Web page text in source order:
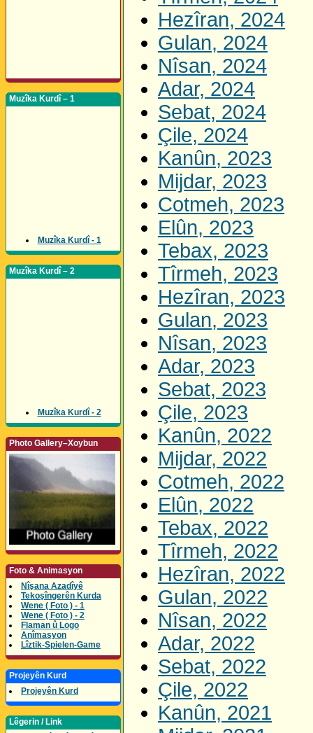
Muzîka Kurdî – 1
Muzîka Kurdî - 1
Muzîka Kurdî – 2
Muzîka Kurdî - 2
Photo Gallery–Xoybun
Foto & Animasyon
Nîşana Azadîyê
Tekoşîngerên Kurda
Wene ( Foto ) - 1
Wene ( Foto ) - 2
Flaman û Logo
Anîmasyon
Lîztik-Spielen-Game
Projeyên Kurd
Projeyên Kurd
Lêgerin / Link
Hezîran, 2024
Gulan, 2024
Nîsan, 2024
Adar, 2024
Sebat, 2024
Çile, 2024
Kanûn, 2023
Mijdar, 2023
Cotmeh, 2023
Elûn, 2023
Tebax, 2023
Tîrmeh, 2023
Hezîran, 2023
Gulan, 2023
Nîsan, 2023
Adar, 2023
Sebat, 2023
Çile, 2023
Kanûn, 2022
Mijdar, 2022
Cotmeh, 2022
Elûn, 2022
Tebax, 2022
Tîrmeh, 2022
Hezîran, 2022
Gulan, 2022
Nîsan, 2022
Adar, 2022
Sebat, 2022
Çile, 2022
Kanûn, 2021